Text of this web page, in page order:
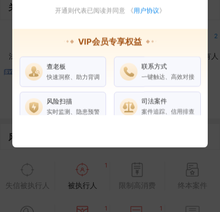
关联企业
法定代表人
2
对外投资 在外任职
2
作为受益所有人
2
控制企业 所属集团
1
合作伙伴
风险信息
失信被执行人
1
被执行人 限制高消费 终本案件
1 1
开通则代表已阅读并同意 《用户协议》
VIP会员专享权益
查老板
快速洞察、助力背调
联系方式
一键触达、高效对接
风险扫描
实时监测、隐患预警
司法案件
案件追踪、信用排查
权益说明 VIP会员 SVIP会员
企业全部电话